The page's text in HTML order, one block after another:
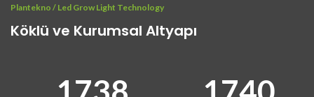
Plantekno / Led Grow Light Technology
Köklü ve Kurumsal Altyapı